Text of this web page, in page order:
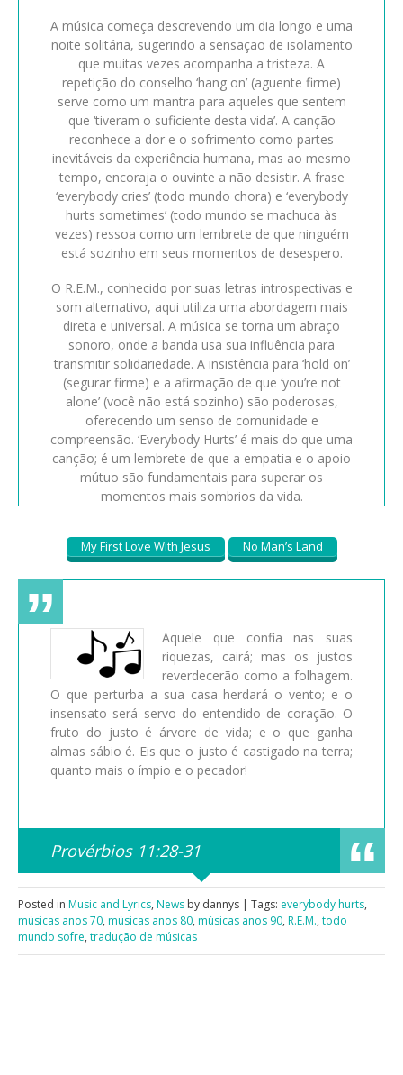
A música começa descrevendo um dia longo e uma
noite solitária, sugerindo a sensação de isolamento
que muitas vezes acompanha a tristeza. A
repetição do conselho ‘hang on’ (aguente firme)
serve como um mantra para aqueles que sentem
que ‘tiveram o suficiente desta vida’. A canção
reconhece a dor e o sofrimento como partes
inevitáveis da experiência humana, mas ao mesmo
tempo, encoraja o ouvinte a não desistir. A frase
‘everybody cries’ (todo mundo chora) e ‘everybody
hurts sometimes’ (todo mundo se machuca às
vezes) ressoa como um lembrete de que ninguém
está sozinho em seus momentos de desespero.
O R.E.M., conhecido por suas letras introspectivas e
som alternativo, aqui utiliza uma abordagem mais
direta e universal. A música se torna um abraço
sonoro, onde a banda usa sua influência para
transmitir solidariedade. A insistência para ‘hold on’
(segurar firme) e a afirmação de que ‘you’re not
alone’ (você não está sozinho) são poderosas,
oferecendo um senso de comunidade e
compreensão. ‘Everybody Hurts’ é mais do que uma
canção; é um lembrete de que a empatia e o apoio
mútuo são fundamentais para superar os
momentos mais sombrios da vida.
My First Love With Jesus No Man’s Land
Aquele que confia nas suas
riquezas, cairá; mas os justos
reverdecerão como a folhagem.
O que perturba a sua casa herdará o vento; e o
insensato será servo do entendido de coração. O
fruto do justo é árvore de vida; e o que ganha
almas sábio é. Eis que o justo é castigado na terra;
quanto mais o ímpio e o pecador!
Provérbios 11:28-31
Posted in Music and Lyrics, News by dannys | Tags: everybody hurts,
músicas anos 70, músicas anos 80, músicas anos 90, R.E.M., todo
mundo sofre, tradução de músicas